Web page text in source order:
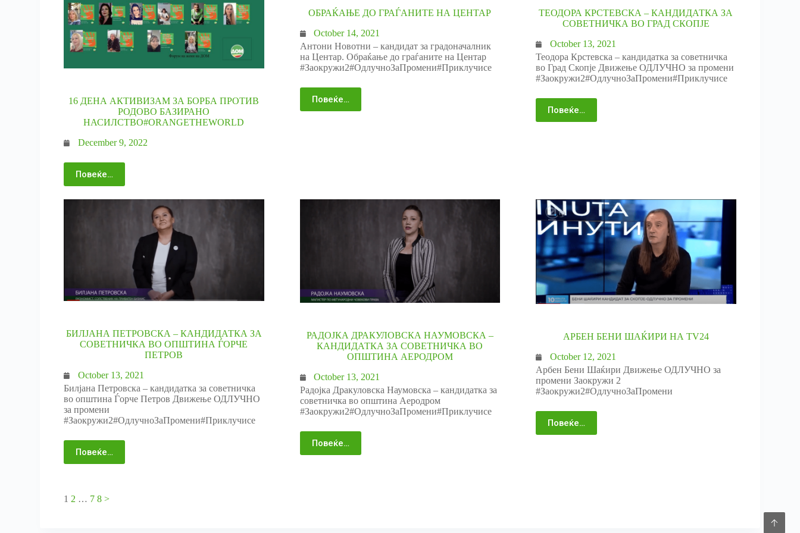
16 ДЕНА АКТИВИЗАМ ЗА БОРБА ПРОТИВ
РОДОВО БАЗИРАНО
НАСИЛСТВО#ORANGETHEWORLD
December 9, 2022
Повеќе…
ОБРАЌАЊЕ ДО ГРАЃАНИТЕ НА ЦЕНТАР
October 14, 2021
Антони Новотни – кандидат за градоначалник
на Центар. Обраќање до граѓаните на Центар
#Заокружи2#ОдлучноЗаПромени#Приклучисе
Повеќе…
ТЕОДОРА КРСТЕВСКА – КАНДИДАТКА ЗА
СОВЕТНИЧКА ВО ГРАД СКОПЈЕ
October 13, 2021
Теодора Крстевска – кандидатка за советничка
во Град Скопје Движење ОДЛУЧНО за промени
#Заокружи2#ОдлучноЗаПромени#Приклучисе
Повеќе…
БИЛЈАНА ПЕТРОВСКА – КАНДИДАТКА ЗА
СОВЕТНИЧКА ВО ОПШТИНА ЃОРЧЕ
ПЕТРОВ
October 13, 2021
Билјана Петровска – кандидатка за советничка
во општина Ѓорче Петров Движење ОДЛУЧНО
за промени
#Заокружи2#ОдлучноЗаПромени#Приклучисе
Повеќе…
РАДОЈКА ДРАКУЛОВСКА НАУМОВСКА –
КАНДИДАТКА ЗА СОВЕТНИЧКА ВО
ОПШТИНА АЕРОДРОМ
October 13, 2021
Радојка Дракуловска Наумовска – кандидатка за
советничка во општина Аеродром
#Заокружи2#ОдлучноЗаПромени#Приклучисе
Повеќе…
АРБЕН БЕНИ ШАЌИРИ НА ТV24
October 12, 2021
Арбен Бени Шаќири Движење ОДЛУЧНО за
промени Заокружи 2
#Заокружи2#ОдлучноЗаПромени
Повеќе…
1 2 … 7 8 >